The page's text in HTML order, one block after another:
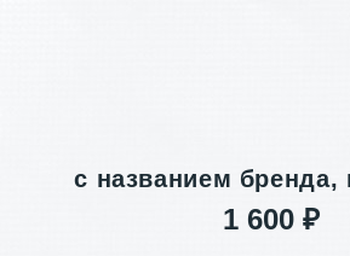
с названием бренда,
1 600 ₽